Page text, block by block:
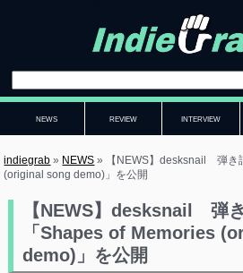
NEWS REVIEW INTERVIEW
indiegrab » NEWS »
【NEWS】desksnail 弾き
(original song demo)」を公開
【NEWS】desksnail 弾
「Shapes of Memories
demo)」を公開